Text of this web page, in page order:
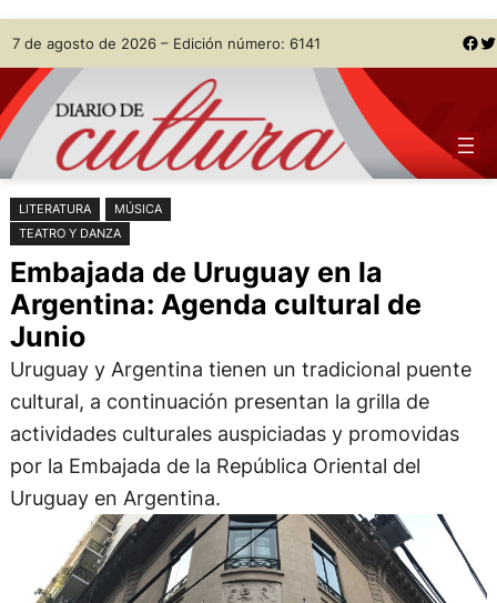
Saltar
al
contenido
Skip
to
content
7 de agosto de 2026 – Edición número: 6141 Facebook Twitter
LITERATURA
MÚSICA
TEATRO Y DANZA
Embajada de Uruguay en la
Argentina: Agenda cultural de
Junio
Uruguay y Argentina tienen un tradicional puente
cultural, a continuación presentan la grilla de
actividades culturales auspiciadas y promovidas
por la Embajada de la República Oriental del
Uruguay en Argentina.